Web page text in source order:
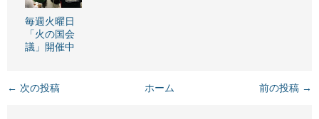
毎週火曜日
「火の国会
議」開催中
← 次の投稿 前の投稿 →
ホーム